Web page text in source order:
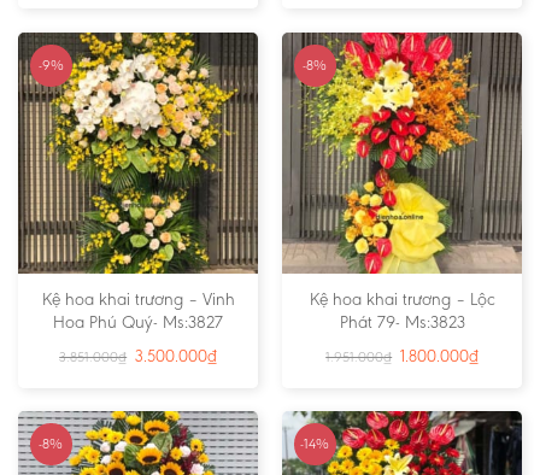
-9%
Kệ hoa khai trương – Vinh
Hoa Phú Quý- Ms:3827
3.851.000₫ 3.500.000₫
-8%
Kệ hoa khai trương – Lộc
Phát 79- Ms:3823
1.951.000₫ 1.800.000₫
-8% -14%